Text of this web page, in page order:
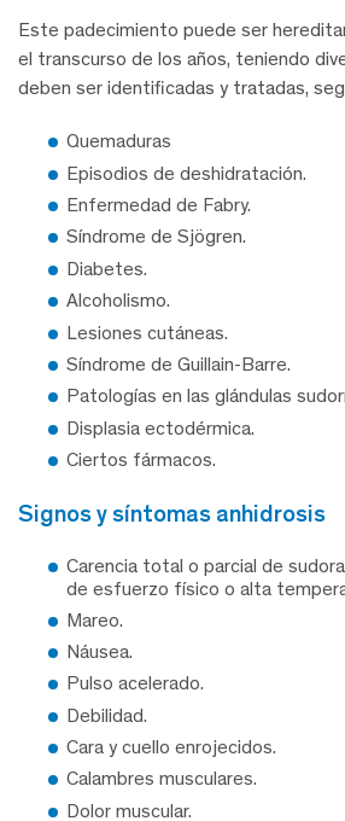
Este padecimiento puede ser
el transcurso de los años, teniendo
deben ser identificadas y tratadas,
Quemaduras
Episodios de deshidratación.
Enfermedad de Fabry.
Síndrome de Sjögren.
Diabetes.
Alcoholismo.
Lesiones cutáneas.
Síndrome de Guillain-Barre.
Patologías en las glándulas
Displasia ectodérmica.
Ciertos fármacos.
signos y síntomas anhidrosis
Carencia total o parcial de
de esfuerzo físico o alta
Mareo.
Náusea.
Pulso acelerado.
Debilidad.
Cara y cuello enrojecidos.
Calambres musculares.
Dolor muscular.